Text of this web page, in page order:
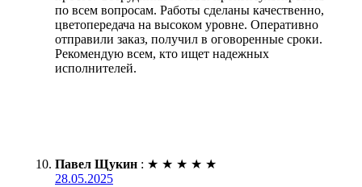
по всем вопросам. Работы сделаны качественно,
цветопередача на высоком уровне. Оперативно
отправили заказ, получил в оговоренные сроки.
Рекомендую всем, кто ищет надежных
исполнителей.
Павел Щукин : ★ ★ ★ ★ ★
28.05.2025